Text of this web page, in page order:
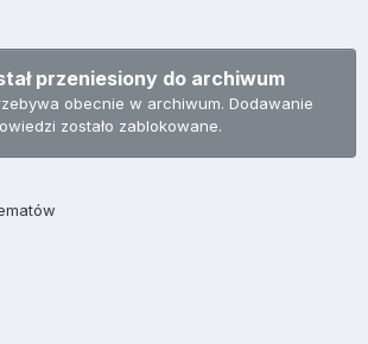
przeniesiony do archiwum
obecnie w archiwum. Dodawanie
zostało zablokowane.